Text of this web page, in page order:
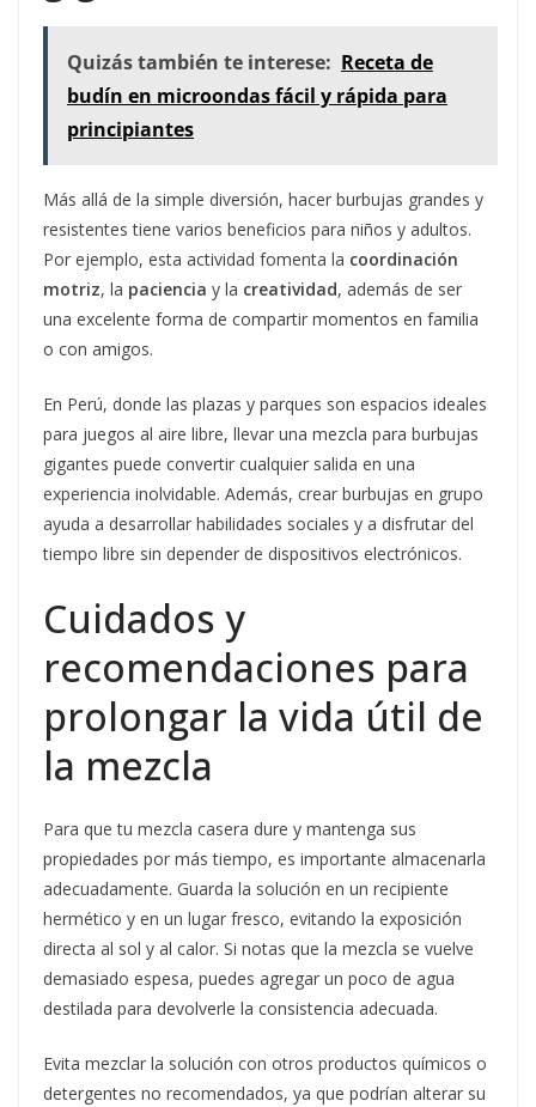
Quizás también te interese: Receta de
budín en microondas fácil y rápida para
principiantes
Más allá de la simple diversión, hacer burbujas grandes y
resistentes tiene varios beneficios para niños y adultos.
Por ejemplo, esta actividad fomenta la coordinación
motriz, la paciencia y la creatividad, además de ser
una excelente forma de compartir momentos en familia
o con amigos.
En Perú, donde las plazas y parques son espacios ideales
para juegos al aire libre, llevar una mezcla para burbujas
gigantes puede convertir cualquier salida en una
experiencia inolvidable. Además, crear burbujas en grupo
ayuda a desarrollar habilidades sociales y a disfrutar del
tiempo libre sin depender de dispositivos electrónicos.
Cuidados y
recomendaciones para
prolongar la vida útil de
la mezcla
Para que tu mezcla casera dure y mantenga sus
propiedades por más tiempo, es importante almacenarla
adecuadamente. Guarda la solución en un recipiente
hermético y en un lugar fresco, evitando la exposición
directa al sol y al calor. Si notas que la mezcla se vuelve
demasiado espesa, puedes agregar un poco de agua
destilada para devolverle la consistencia adecuada.
Evita mezclar la solución con otros productos químicos o
detergentes no recomendados, ya que podrían alterar su